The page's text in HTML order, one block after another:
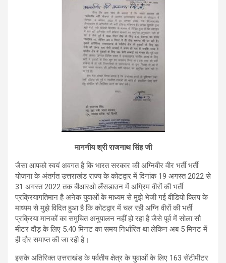
माननीय श्री राजनाथ सिंह जी
जैसा आपको स्वयं अवगत है कि भारत सरकार की अग्निवीर वीर भर्ती भर्ती
योजना के अंतर्गत उत्तराखंड राज्य के कोटद्वार में दिनांक 19 अगस्त 2022 से
31 अगस्त 2022 तक बीआरओ लैंसडाउन में अग्रिम वीरों की भर्ती
प्रक्रियागतिमान है अनेक युवाओं के माध्यम से मुझे भेजी गई वीडियो क्लिप के
माध्यम से मुझे विदित हुआ है कि कोटद्वार में चल रही अग्नि वीरों की भर्ती
प्रक्रिया मानकों का समुचित अनुपालन नहीं हो रहा है जैसे पूर्व में सोला सौ
मीटर दौड़ के लिए 5.40 मिनट का समय निर्धारित था लेकिन अब 5 मिनट में
ही दौर समाप्त की जा रही है।
इसके अतिरिक्त उत्तराखंड के पर्वतीय क्षेत्र के युवाओं के लिए 163 सेंटीमीटर